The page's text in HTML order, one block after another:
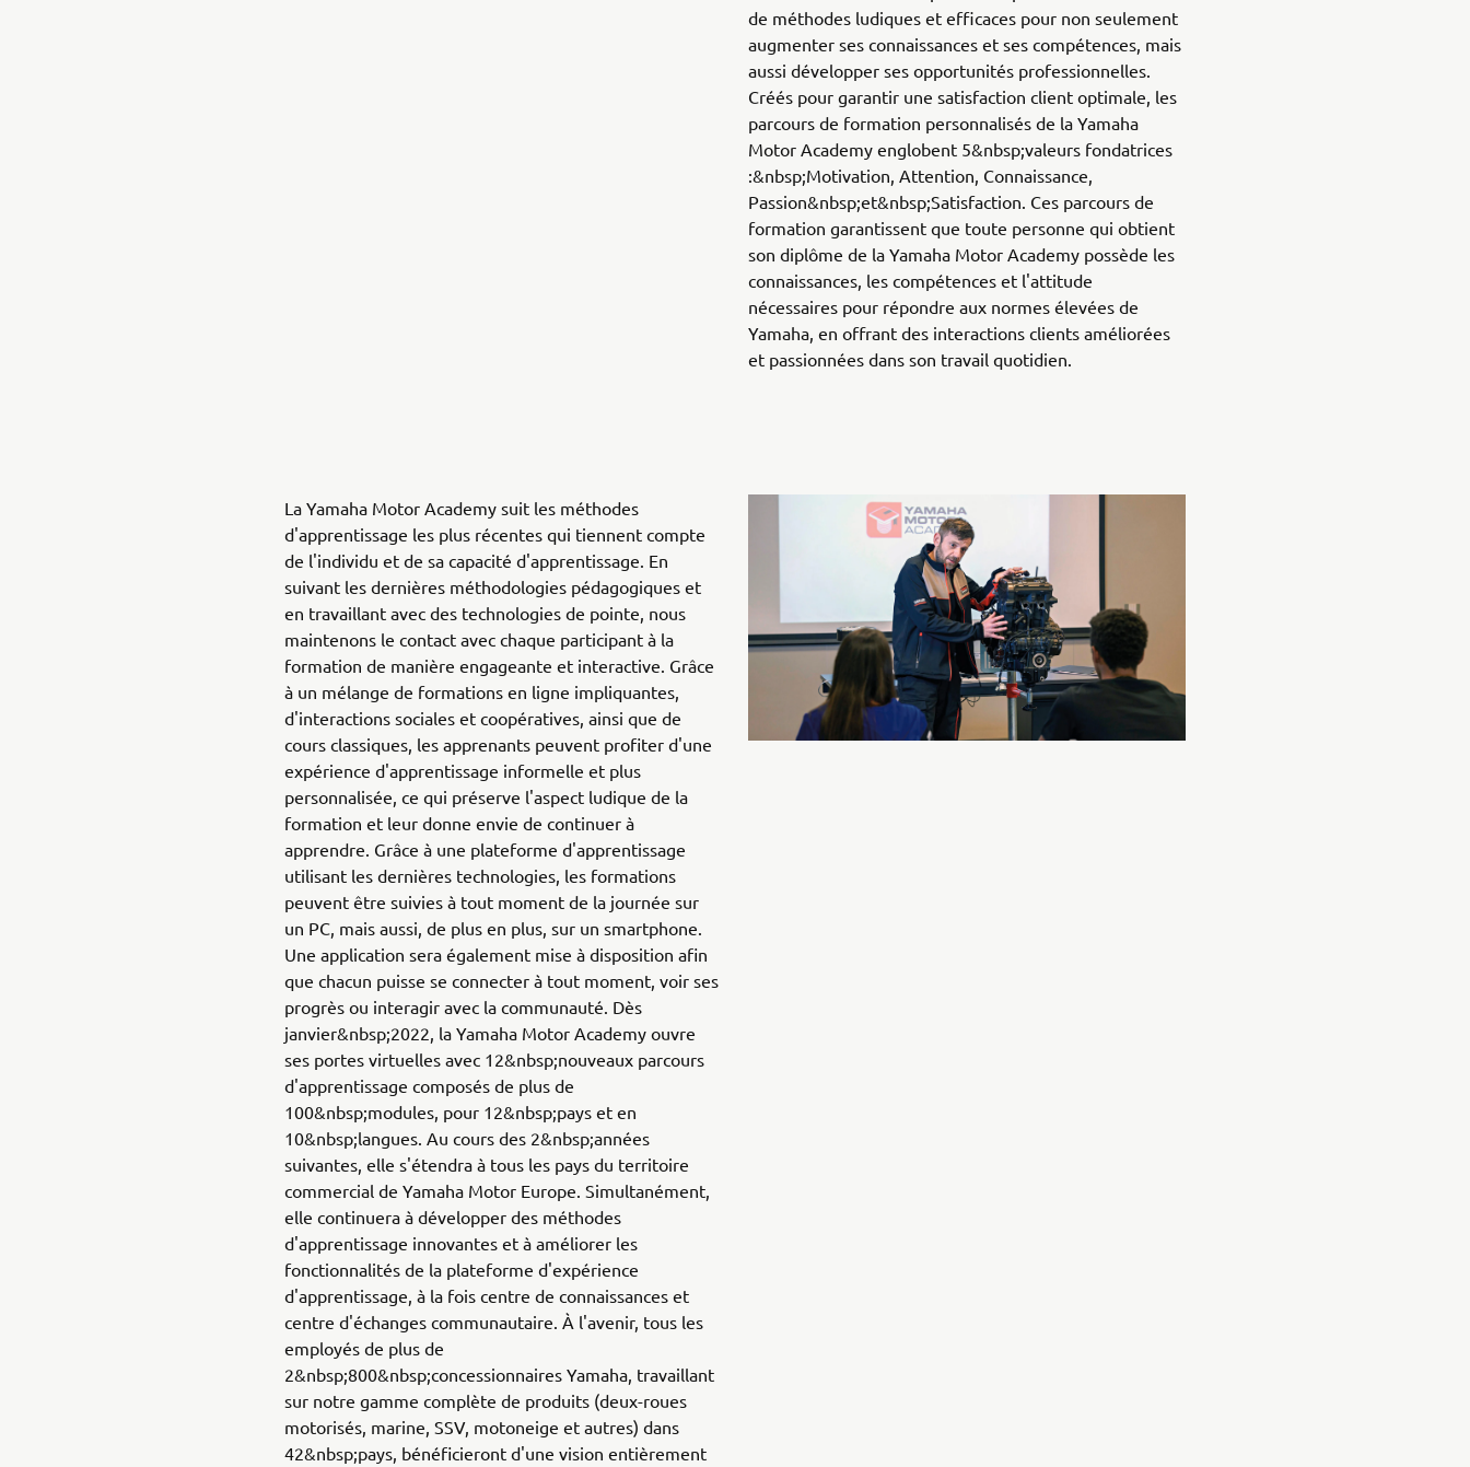
de méthodes ludiques et efficaces pour non seulement
augmenter ses connaissances et ses compétences, mais
aussi développer ses opportunités professionnelles.
Créés pour garantir une satisfaction client optimale, les
parcours de formation personnalisés de la Yamaha
Motor Academy englobent 5&nbsp;valeurs fondatrices
:&nbsp;Motivation, Attention, Connaissance,
Passion&nbsp;et&nbsp;Satisfaction. Ces parcours de
formation garantissent que toute personne qui obtient
son diplôme de la Yamaha Motor Academy possède les
connaissances, les compétences et l'attitude
nécessaires pour répondre aux normes élevées de
Yamaha, en offrant des interactions clients améliorées
et passionnées dans son travail quotidien.
La Yamaha Motor Academy suit les méthodes
d'apprentissage les plus récentes qui tiennent compte
de l'individu et de sa capacité d'apprentissage. En
suivant les dernières méthodologies pédagogiques et
en travaillant avec des technologies de pointe, nous
maintenons le contact avec chaque participant à la
formation de manière engageante et interactive. Grâce
à un mélange de formations en ligne impliquantes,
d'interactions sociales et coopératives, ainsi que de
cours classiques, les apprenants peuvent profiter d'une
expérience d'apprentissage informelle et plus
personnalisée, ce qui préserve l'aspect ludique de la
formation et leur donne envie de continuer à
apprendre. Grâce à une plateforme d'apprentissage
utilisant les dernières technologies, les formations
peuvent être suivies à tout moment de la journée sur
un PC, mais aussi, de plus en plus, sur un smartphone.
Une application sera également mise à disposition afin
que chacun puisse se connecter à tout moment, voir ses
progrès ou interagir avec la communauté. Dès
janvier&nbsp;2022, la Yamaha Motor Academy ouvre
ses portes virtuelles avec 12&nbsp;nouveaux parcours
d'apprentissage composés de plus de
100&nbsp;modules, pour 12&nbsp;pays et en
10&nbsp;langues. Au cours des 2&nbsp;années
suivantes, elle s'étendra à tous les pays du territoire
commercial de Yamaha Motor Europe. Simultanément,
elle continuera à développer des méthodes
d'apprentissage innovantes et à améliorer les
fonctionnalités de la plateforme d'expérience
d'apprentissage, à la fois centre de connaissances et
centre d'échanges communautaire. À l'avenir, tous les
employés de plus de
2&nbsp;800&nbsp;concessionnaires Yamaha, travaillant
sur notre gamme complète de produits (deux-roues
motorisés, marine, SSV, motoneige et autres) dans
42&nbsp;pays, bénéficieront d'une vision entièrement